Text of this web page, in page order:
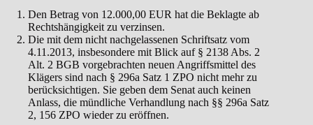
Den Betrag von 12.000,00 EUR hat die Beklagte ab
Rechtshängigkeit zu verzinsen.
Die mit dem nicht nachgelassenen Schriftsatz vom
4.11.2013, insbesondere mit Blick auf § 2138 Abs. 2
Alt. 2 BGB vorgebrachten neuen Angriffsmittel des
Klägers sind nach § 296a Satz 1 ZPO nicht mehr zu
berücksichtigen. Sie geben dem Senat auch keinen
Anlass, die mündliche Verhandlung nach §§ 296a Satz
2, 156 ZPO wieder zu eröffnen.